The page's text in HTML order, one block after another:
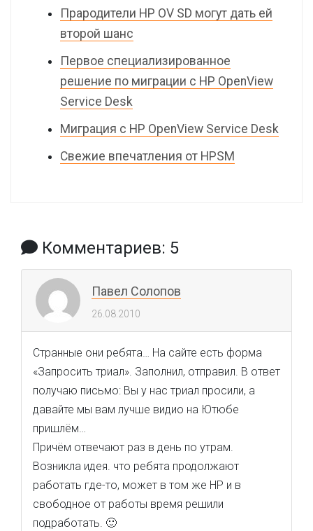
Прародители HP OV SD могут дать ей
второй шанс
Первое специализированное
решение по миграции с HP OpenView
Service Desk
Миграция с HP OpenView Service Desk
Свежие впечатления от HPSM
Комментариев: 5
Павел Солопов
26.08.2010
Странные они ребята… На сайте есть форма
«Запросить триал». Заполнил, отправил. В ответ
получаю письмо: Вы у нас триал просили, а
давайте мы вам лучше видио на Ютюбе
пришлём…
Причём отвечают раз в день по утрам.
Возникла идея. что ребята продолжают
работать где-то, может в том же HP и в
свободное от работы время решили
подработать. 🙂